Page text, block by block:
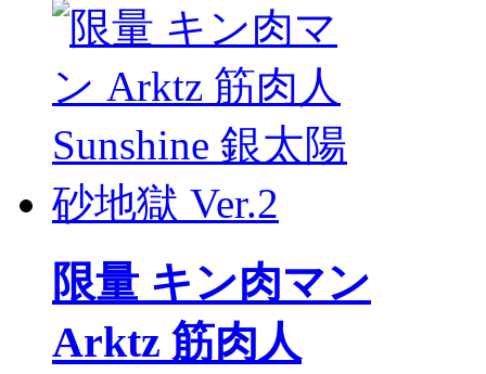
限量 キン肉マン
Arktz 筋肉人